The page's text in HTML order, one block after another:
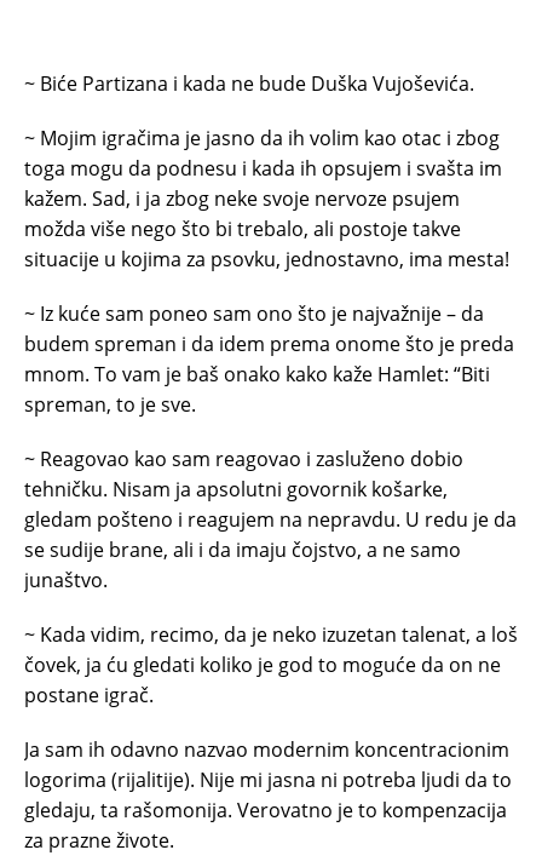
~ Biće Partizana i kada ne bude Duška Vujoševića.
~ Mojim igračima je jasno da ih volim kao otac i zbog
toga mogu da podnesu i kada ih opsujem i svašta im
kažem. Sad, i ja zbog neke svoje nervoze psujem
možda više nego što bi trebalo, ali postoje takve
situacije u kojima za psovku, jednostavno, ima mesta!
~ Iz kuće sam poneo sam ono što je najvažnije – da
budem spreman i da idem prema onome što je preda
mnom. To vam je baš onako kako kaže Hamlet: “Biti
spreman, to je sve.
~ Reagovao kao sam reagovao i zasluženo dobio
tehničku. Nisam ja apsolutni govornik košarke,
gledam pošteno i reagujem na nepravdu. U redu je da
se sudije brane, ali i da imaju čojstvo, a ne samo
junaštvo.
~ Kada vidim, recimo, da je neko izuzetan talenat, a loš
čovek, ja ću gledati koliko je god to moguće da on ne
postane igrač.
Ja sam ih odavno nazvao modernim koncentracionim
logorima (rijalitije). Nije mi jasna ni potreba ljudi da to
gledaju, ta rašomonija. Verovatno je to kompenzacija
za prazne živote.